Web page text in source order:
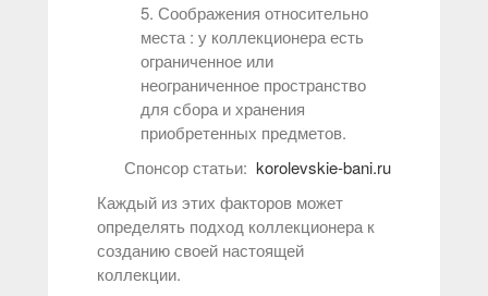
5. Соображения относительно
места : у коллекционера есть
ограниченное или
неограниченное пространство
для сбора и хранения
приобретенных предметов.
Спонсор статьи: korolevskie-bani.ru
Каждый из этих факторов может
определять подход коллекционера к
созданию своей настоящей
коллекции.